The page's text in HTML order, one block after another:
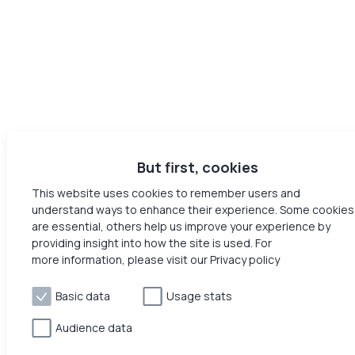
But first, cookies
This website uses cookies to remember users and
understand ways to enhance their experience. Some cookies
are essential, others help us improve your experience by
providing insight into how the site is used. For
more information, please visit our Privacy policy
Basic data Usage stats
Audience data